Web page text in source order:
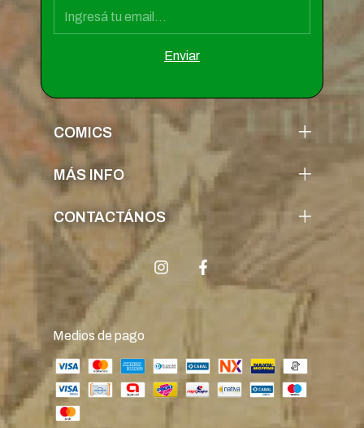
COMICS
MÁS INFO
CONTACTÁNOS
Medios de pago